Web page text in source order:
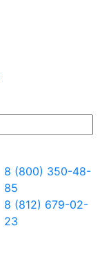
8 (800) 350-48-
85
8 (812) 679-02-
23